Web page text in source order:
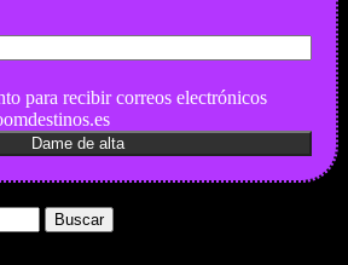
para recibir correos electrónicos